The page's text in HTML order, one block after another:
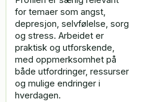
for temaer som angst,
depresjon, selvfølelse, sorg
og stress. Arbeidet er
praktisk og utforskende,
med oppmerksomhet på
både utfordringer, ressurser
og mulige endringer i
hverdagen.